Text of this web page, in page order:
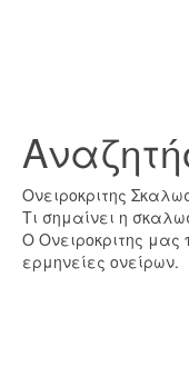
Ονειροκριτης
Τι σημαίνει η
Ο Ονειροκριτης μας
ερμηνείες ονείρων.